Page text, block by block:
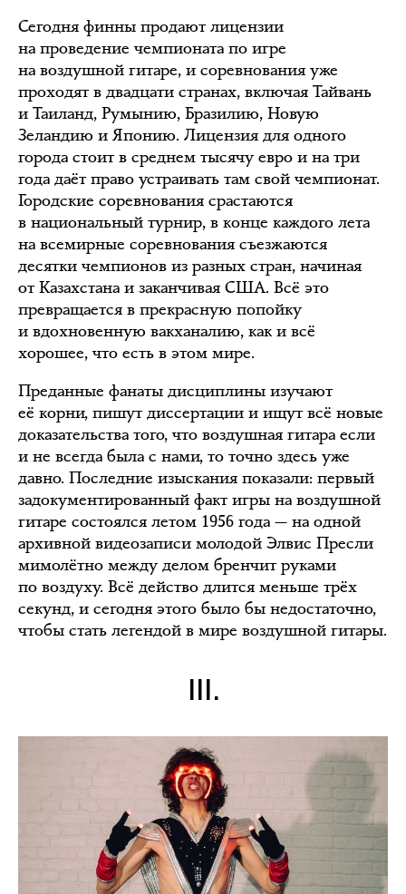
Сегодня финны продают лицензии
на проведение чемпионата по игре
на воздушной гитаре, и соревнования уже
проходят в двадцати странах, включая Тайвань
и Таиланд, Румынию, Бразилию, Новую
Зеландию и Японию. Лицензия для одного
города стоит в среднем тысячу евро и на три
года даёт право устраивать там свой чемпионат.
Городские соревнования срастаются
в национальный турнир, в конце каждого лета
на всемирные соревнования съезжаются
десятки чемпионов из разных стран, начиная
от Казахстана и заканчивая США. Всё это
превращается в прекрасную попойку
и вдохновенную вакханалию, как и всё
хорошее, что есть в этом мире.
Преданные фанаты дисциплины изучают
её корни, пишут диссертации и ищут всё новые
доказательства того, что воздушная гитара если
и не всегда была с нами, то точно здесь уже
давно. Последние изыскания показали: первый
задокументированный факт игры на воздушной
гитаре состоялся летом 1956 года — на одной
архивной видеозаписи молодой Элвис Пресли
мимолётно между делом бренчит руками
по воздуху. Всё действо длится меньше трёх
секунд, и сегодня этого было бы недостаточно,
чтобы стать легендой в мире воздушной гитары.
III.